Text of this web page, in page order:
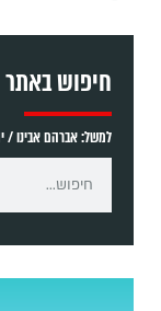
חיפוש באתר
למשל: אברהם אבינו